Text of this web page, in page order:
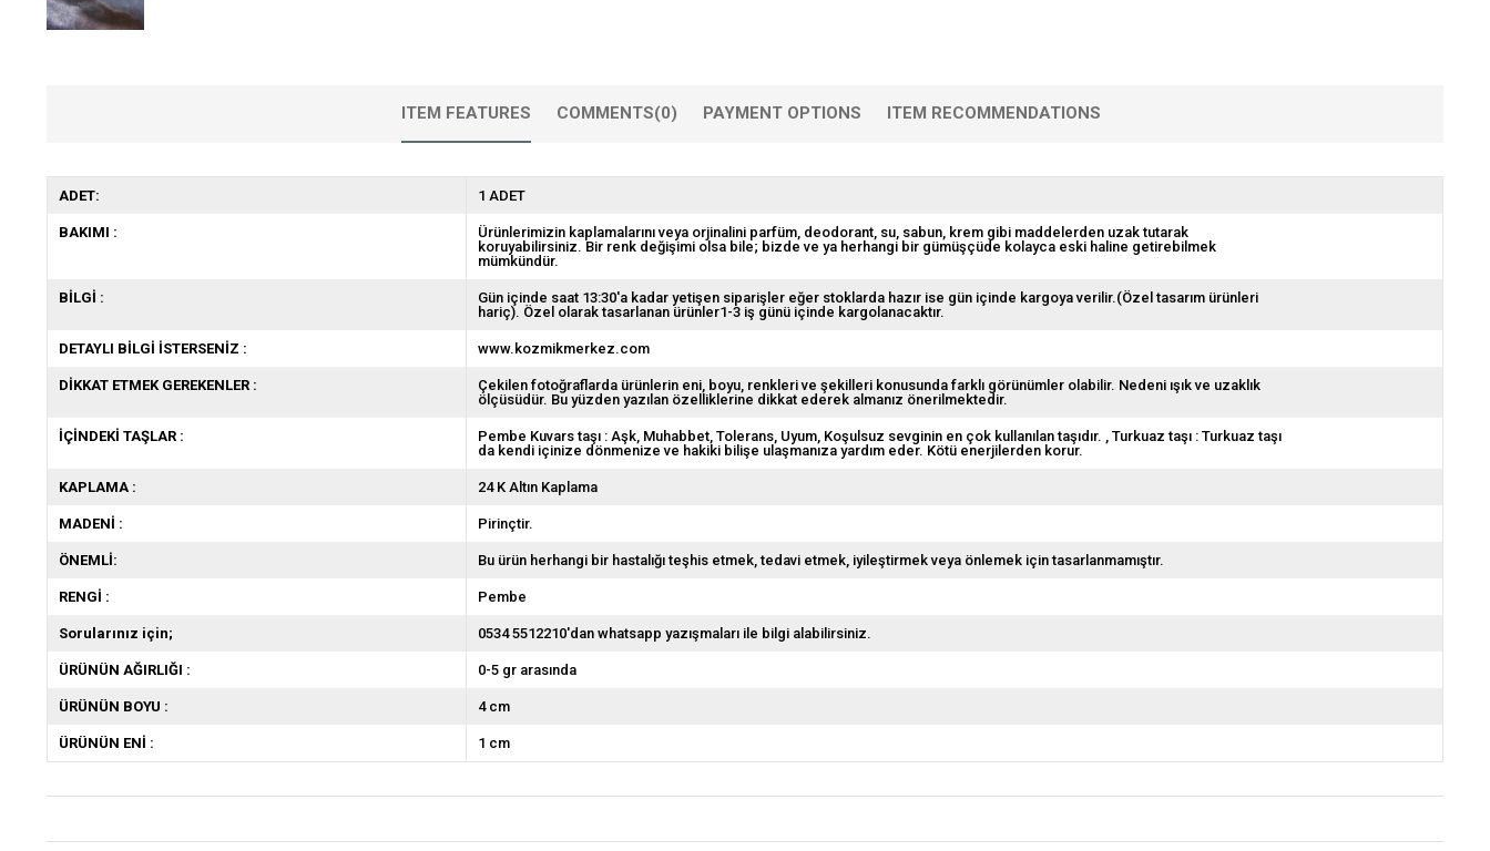
ITEM FEATURES COMMENTS(0) PAYMENT OPTIONS ITEM RECOMMENDATIONS
ADET: 1 ADET
BAKIMI :
Ürünlerimizin kaplamalarını veya orjinalini parfüm, deodorant, su, sabun, krem gibi maddelerden uzak tutarak
koruyabilirsiniz. Bir renk değişimi olsa bile; bizde ve ya herhangi bir gümüşçüde kolayca eski haline getirebilmek
mümkündür.
BİLGİ :
Gün içinde saat 13:30'a kadar yetişen siparişler eğer stoklarda hazır ise gün içinde kargoya verilir.(Özel tasarım ürünleri
hariç). Özel olarak tasarlanan ürünler1-3 iş günü içinde kargolanacaktır.
DETAYLI BİLGİ İSTERSENİZ : www.kozmikmerkez.com
DİKKAT ETMEK GEREKENLER :
Çekilen fotoğraflarda ürünlerin eni, boyu, renkleri ve şekilleri konusunda farklı görünümler olabilir. Nedeni ışık ve uzaklık
ölçüsüdür. Bu yüzden yazılan özelliklerine dikkat ederek almanız önerilmektedir.
İÇİNDEKİ TAŞLAR : Pembe Kuvars taşı : Aşk, Muhabbet, Tolerans, Uyum, Koşulsuz sevginin en çok kullanılan taşıdır.
Turkuaz taşı : Turkuaz taşı
da kendi içinize dönmenize ve hakiki bilişe ulaşmanıza yardım eder. Kötü enerjilerden korur.
KAPLAMA : 24 K Altın Kaplama
MADENİ : Pirinçtir.
ÖNEMLİ: Bu ürün herhangi bir hastalığı teşhis etmek, tedavi etmek, iyileştirmek veya önlemek için tasarlanmamıştır.
RENGİ : Pembe
Sorularınız için; 0534 5512210'dan whatsapp yazışmaları ile bilgi alabilirsiniz.
ÜRÜNÜN AĞIRLIĞI : 0-5 gr arasında
ÜRÜNÜN BOYU : 4 cm
ÜRÜNÜN ENİ : 1 cm